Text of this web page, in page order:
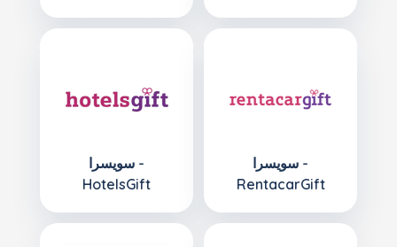
سويسرا -
HotelsGift
سويسرا -
RentacarGift